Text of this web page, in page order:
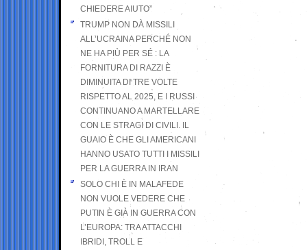
CHIEDERE AIUTO”
TRUMP NON DÀ MISSILI
ALL’UCRAINA PERCHÉ NON
NE HA PIÙ PER SÉ : LA
FORNITURA DI RAZZI È
DIMINUITA DI TRE VOLTE
RISPETTO AL 2025, E I RUSSI
CONTINUANO A MARTELLARE
CON LE STRAGI DI CIVILI. IL
GUAIO È CHE GLI AMERICANI
HANNO USATO TUTTI I MISSILI
PER LA GUERRA IN IRAN
SOLO CHI È IN MALAFEDE
NON VUOLE VEDERE CHE
PUTIN È GIÀ IN GUERRA CON
L’EUROPA: TRA ATTACCHI
IBRIDI, TROLL E